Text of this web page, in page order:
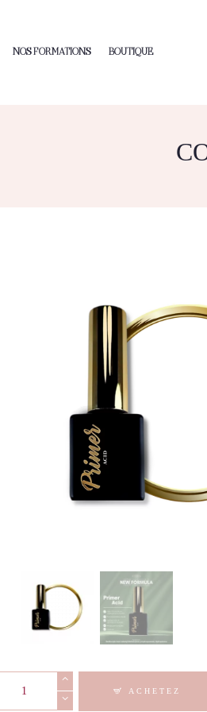
NOS FORMATIONS BOUTIQUE
ACHETEZ